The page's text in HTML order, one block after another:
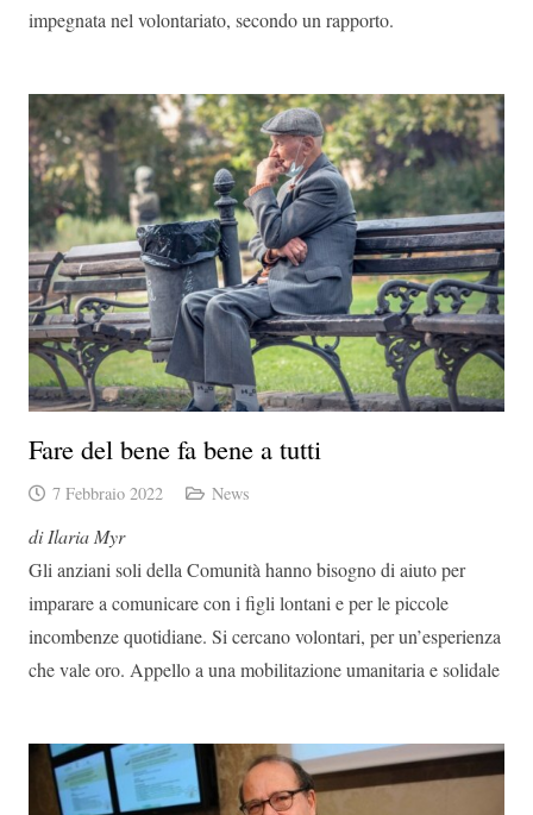
impegnata nel volontariato, secondo un rapporto.
Fare del bene fa bene a tutti
7 Febbraio 2022 News
di Ilaria Myr
Gli anziani soli della Comunità hanno bisogno di aiuto per
imparare a comunicare con i figli lontani e per le piccole
incombenze quotidiane. Si cercano volontari, per un’esperienza
che vale oro. Appello a una mobilitazione umanitaria e solidale